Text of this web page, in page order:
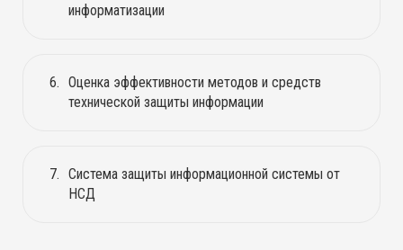
информатизации
Оценка эффективности методов и средств
технической защиты информации
Система защиты информационной системы от
НСД